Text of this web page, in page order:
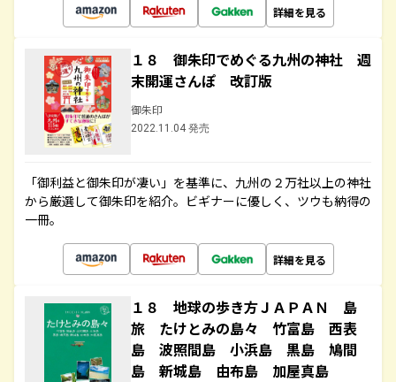
詳細を見る
１８ 御朱印でめぐる九州の神社 週
末開運さんぽ 改訂版
御朱印
2022.11.04 発売
「御利益と御朱印が凄い」を基準に、九州の２万社以上の神社
から厳選して御朱印を紹介。ビギナーに優しく、ツウも納得の
一冊。
詳細を見る
１８ 地球の歩き方ＪＡＰＡＮ 島
旅 たけとみの島々 竹富島 西表
島 波照間島 小浜島 黒島 鳩間
島 新城島 由布島 加屋真島